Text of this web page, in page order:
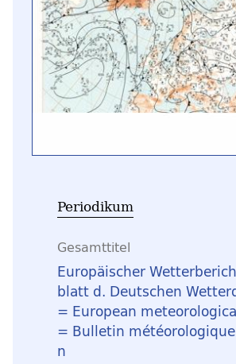
Periodikum
Gesamttitel
Europäischer
blatt d. Deutschen
= European
= Bulletin
n